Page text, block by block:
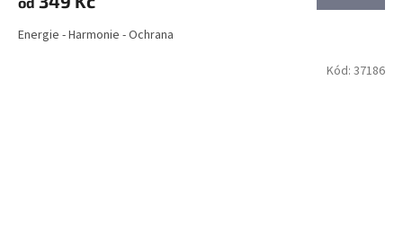
Energie - Harmonie - Ochrana
Kód: 37186